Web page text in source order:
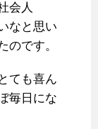
会人
なと思い
のです。
ても喜ん
毎日にな